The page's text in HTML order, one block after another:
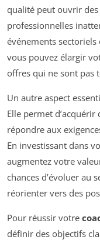
qualité peut ouvrir
professionnelles
événements
vous pouvez élargir
offres qui ne sont pas
Un autre aspect
Elle permet
répondre aux
En investissant dans
augmentez votre
chances d’évoluer au
réorienter vers des
Pour réussir votre
définir des objectifs